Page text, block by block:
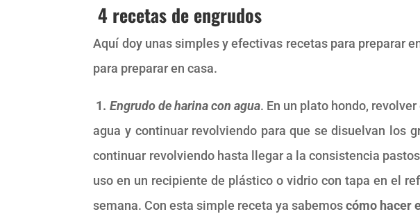
4 recetas de engrudos
Aquí doy unas simples y efectivas recetas para preparar
para preparar en casa.
1. Engrudo de harina con agua. En un plato hondo,
agua y continuar revolviendo para que se disuelvan los
continuar revolviendo hasta llegar a la consistencia
uso en un recipiente de plástico o vidrio con tapa en el
semana. Con esta simple receta ya sabemoscómo hacer